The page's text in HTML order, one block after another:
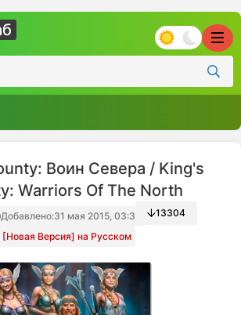
Воин Севера / King's
Warriors Of The North
Добавлено:31 мая 2015, 03:32
[Новая Версия] на Русском
13304